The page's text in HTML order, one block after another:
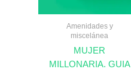
Amenidades y
miscelánea
MUJER
MILLONARIA. GUIA